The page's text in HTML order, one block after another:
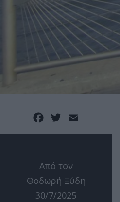
Facebook
Twitter
Από τον
Θοδωρή Ξύδη
30/7/2025